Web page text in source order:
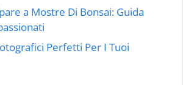
a Mostre Di Bonsai: Guida
Perfetti Per I Tuoi